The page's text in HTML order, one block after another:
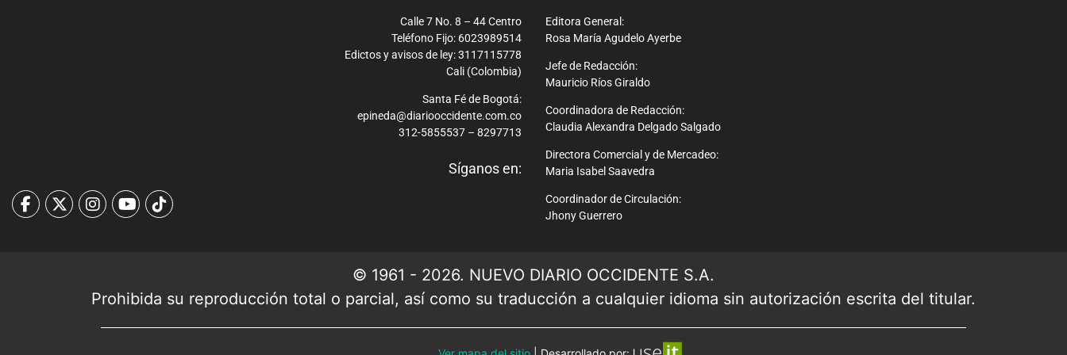
Calle 7 No. 8 – 44 Centro
Teléfono Fijo: 6023989514
Edictos y avisos de ley: 3117115778
Cali (Colombia)
Santa Fé de Bogotá:
epineda@diariooccidente.com.co
312-5855537 – 8297713
Síganos en:
Editora General:
Rosa María Agudelo Ayerbe
Jefe de Redacción:
Mauricio Ríos Giraldo
Coordinadora de Redacción:
Claudia Alexandra Delgado Salgado
Directora Comercial y de Mercadeo:
Maria Isabel Saavedra
Coordinador de Circulación:
Jhony Guerrero
© 1961 - 2026. NUEVO DIARIO OCCIDENTE S.A.
Prohibida su reproducción total o parcial, así como su traducción a cualquier idioma sin autorización escrita del titular.